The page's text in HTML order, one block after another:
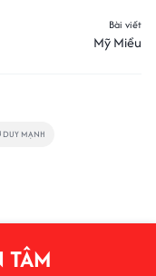
Bài viết
Mỹ Miều
DUY MẠNH